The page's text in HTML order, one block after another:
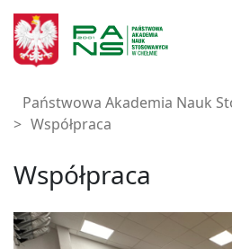
Państwowa Akademia Nauk
> Współpraca
Współpraca